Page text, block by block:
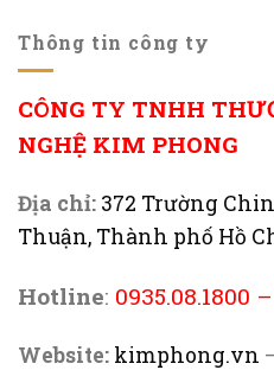
Thông tin công ty
CÔNG TY TNHH
NGHỆ KIM PHONG
Địa chỉ: 372 Trường
Thuận, Thành phố Hồ
Hotline: 0935.08.1800 –
Website: kimphong.vn